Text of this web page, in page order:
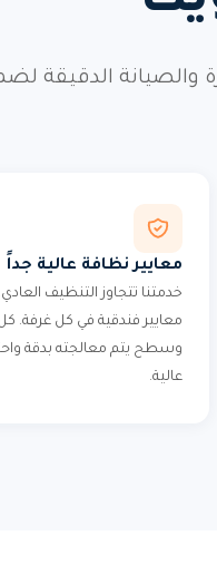
والصيانة الدقيقة
معايير نظافة عالية جداً
خدمتنا تتجاوز التنظيف
معايير فندقية في كل غرفة. كل
وسطح يتم معالجته بدقة
عالية.